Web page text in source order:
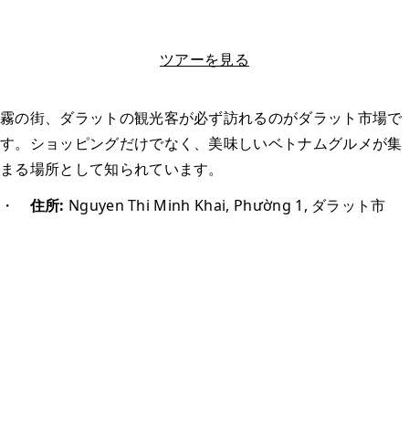
ツアーを見る
霧の街、ダラットの観光客が必ず訪れるのがダラット市場で
す。ショッピングだけでなく、美味しいベトナムグルメが集
まる場所として知られています。
・ 住所: Nguyen Thi Minh Khai, Phường 1, ダラット市